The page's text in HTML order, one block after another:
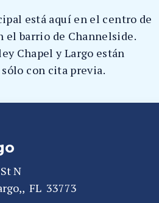
está aquí en el centro de
el barrio de Channelside.
Chapel y Largo están
con cita previa.
N
, FL 33773